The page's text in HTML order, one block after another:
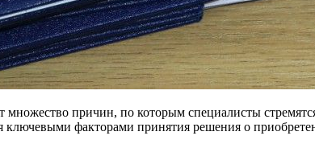
множество причин, по которым специалисты
ключевыми факторами принятия решения о